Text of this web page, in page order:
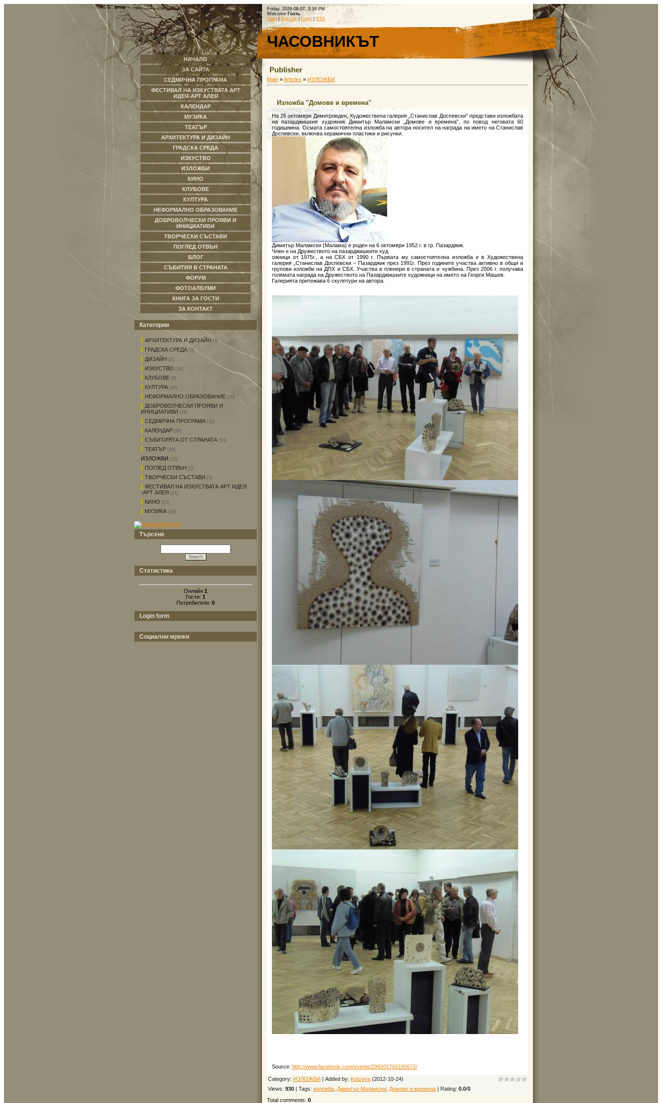
НАЧАЛО
ЗА САЙТА
СЕДМИЧНА ПРОГРАМА
ФЕСТИВАЛ НА ИЗКУСТВАТА АРТ
ИДЕЯ-АРТ АЛЕЯ
КАЛЕНДАР
МУЗИКА
ТЕАТЪР
АРХИТЕКТУРА И ДИЗАЙН
ГРАДСКА СРЕДА
ИЗКУСТВО
ИЗЛОЖБИ
КИНО
КЛУБОВЕ
КУЛТУРА
НЕФОРМАЛНО ОБРАЗОВАНИЕ
ДОБРОВОЛЧЕСКИ ПРОЯВИ И
ИНИЦИАТИВИ
ТВОРЧЕСКИ СЪСТАВИ
ПОГЛЕД ОТВЪН
БЛОГ
СЪБИТИЯ В СТРАНАТА
ФОРУМ
ФОТОАЛБУМИ
КНИГА ЗА ГОСТИ
ЗА КОНТАКТ
Категории
АРХИТЕКТУРА И ДИЗАЙН [3]
ГРАДСКА СРЕДА [3]
ДИЗАЙН [0]
ИЗКУСТВО [30]
КЛУБОВЕ [8]
КУЛТУРА [40]
НЕФОРМАЛНО ОБРАЗОВАНИЕ [10]
ДОБРОВОЛЧЕСКИ ПРОЯВИ И
ИНИЦИАТИВИ
[11]
СЕДМИЧНА ПРОГРАМА [32]
КАЛЕНДАР [20]
СЪБИТИЯТА ОТ СТРАНАТА [13]
ТЕАТЪР [40]
ИЗЛОЖБИ [23]
ПОГЛЕД ОТВЪН [2]
ТВОРЧЕСКИ СЪСТАВИ [3]
ФЕСТИВАЛ НА ИЗКУСТВАТА АРТ ИДЕЯ
-АРТ АЛЕЯ
[21]
КИНО [23]
МУЗИКА [19]
Търсене
Статистика
Онлайн 1
Гости: 1
Потребители: 0
Login form
Социални мрежи
Friday, 2026-08-07, 3:16 PM
Welcome Гость
Main
Sign Up Login RSS
ЧАСОВНИКЪТ
Publisher
Main »Articles » ИЗЛОЖБИ
Изложба "Домове и времена"
На 26 октомври Димитровден, Художествена галерия „Станислав Доспевски” представи изложбата
на пазарджишкия художник Димитър Маламски „Домове и времена”, по повод неговата 60
годишнина. Осмата самостоятелна изложба на автора носител на награда на името на Станислав
Доспевски, включва керамични пластики и рисунки.
Димитър Маламски (Малама) е роден на 6 октомври 1952 г. в гр. Пазарджик.
Член е на Дружеството на пазарджишките худ
ожници от 1975г., а на СБХ от 1990 г. Първата му самостоятелна изложба е в Художествена
галерия „Станислав Доспевски – Пазарджик през 1991г. През годините участва активно в общи и
групови изложби на ДПХ и СБХ. Участва в пленери в страната и чужбина. През 2006 г. получава
голямата награда на Дружеството на Пазарджишките художници на името на Георги Машев.
Галерията притежава 6 скулптури на автора.
Source: http://www.facebook.com/events/299201760192672/
Category: ИЗЛОЖБИ | Added by: Kotzeva (2012-10-24)
Views: 930 | Tags: изложба Димитър Маламски Домове и времена | Rating: 0.0/0
Total comments: 0